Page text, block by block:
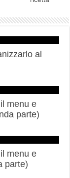
al
menu e
parte)
menu e
parte)